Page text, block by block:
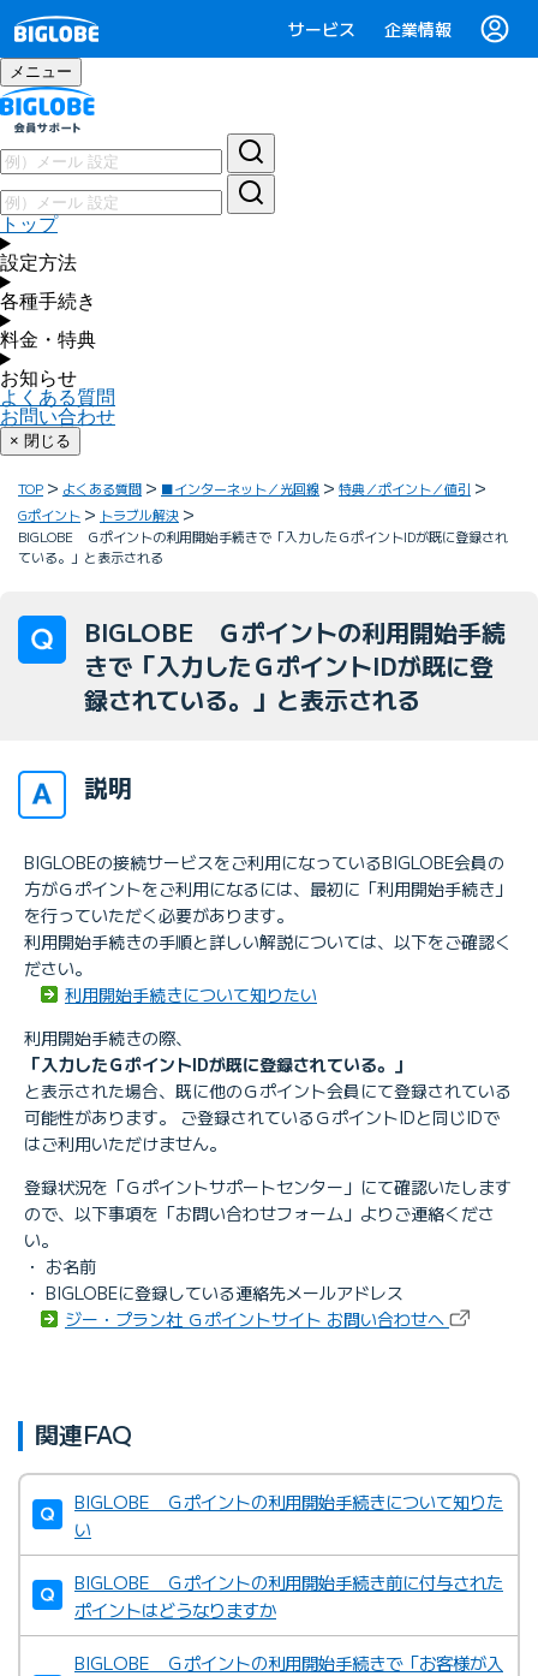
サービス 企業情報
メニュー
トップ
設定方法
各種手続き
料金・特典
お知らせ
よくある質問
お問い合わせ
× 閉じる
TOP よくある質問 ■インターネット／光回線
特典／ポイント／値引
Gポイント
トラブル解決
BIGLOBE Ｇポイントの利用開始手続きで「入力したＧポイントIDが既に登録され
ている。」と表示される
BIGLOBE Ｇポイントの利用開始手続
きで「入力したＧポイントIDが既に登
録されている。」と表示される
説明
BIGLOBEの接続サービスをご利用になっているBIGLOBE会員の
方がＧポイントをご利用になるには、最初に「利用開始手続き」
を行っていただく必要があります。
利用開始手続きの手順と詳しい解説については、以下をご確認く
ださい。
利用開始手続きについて知りたい
利用開始手続きの際、
「入力したＧポイントIDが既に登録されている。」
と表示された場合、既に他のＧポイント会員にて登録されている
可能性があります。 ご登録されているＧポイントIDと同じIDで
はご利用いただけません。
登録状況を「Ｇポイントサポートセンター」にて確認いたします
ので、以下事項を「お問い合わせフォーム」よりご連絡くださ
い。
・ お名前
・ BIGLOBEに登録している連絡先メールアドレス
ジー・プラン社 Ｇポイントサイト お問い合わせへ
関連FAQ
BIGLOBE Ｇポイントの利用開始手続きについて知りた
い
BIGLOBE Ｇポイントの利用開始手続き前に付与された
ポイントはどうなりますか
BIGLOBE Ｇポイントの利用開始手続きで「お客様が入